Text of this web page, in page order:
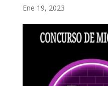
Ene 19, 2023